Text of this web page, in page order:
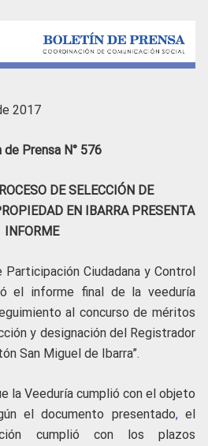
2017
de Prensa N° 576
DE SELECCIÓN DE
EN IBARRA PRESENTA
INFORME
Participación Ciudadana y Control
el informe final de la veeduría
al concurso de méritos
y designación del Registrador
San Miguel de Ibarra”.
la Veeduría cumplió con el objeto
el documento presentado,el
cumplió con los plazos